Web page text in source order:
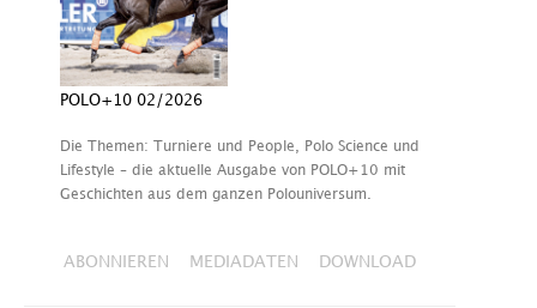
POLO+10 02/2026
Die Themen: Turniere und People, Polo Science und
Lifestyle – die aktuelle Ausgabe von POLO+10 mit
Geschichten aus dem ganzen Polouniversum.
ABONNIEREN MEDIADATEN DOWNLOAD